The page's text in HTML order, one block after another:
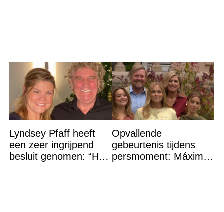
Lyndsey Pfaff heeft
een zeer ingrijpend
besluit genomen: “Het
Opvallende
gebeurtenis tijdens
persmoment: Máxima